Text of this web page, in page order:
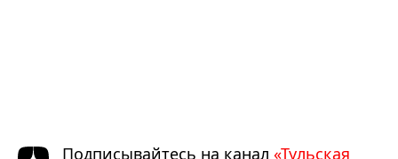
Подписывайтесь на канал «Тульская